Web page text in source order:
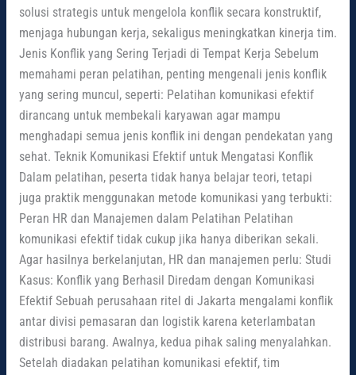
solusi strategis untuk mengelola konflik secara konstruktif,
menjaga hubungan kerja, sekaligus meningkatkan kinerja tim.
Jenis Konflik yang Sering Terjadi di Tempat Kerja Sebelum
memahami peran pelatihan, penting mengenali jenis konflik
yang sering muncul, seperti: Pelatihan komunikasi efektif
dirancang untuk membekali karyawan agar mampu
menghadapi semua jenis konflik ini dengan pendekatan yang
sehat. Teknik Komunikasi Efektif untuk Mengatasi Konflik
Dalam pelatihan, peserta tidak hanya belajar teori, tetapi
juga praktik menggunakan metode komunikasi yang terbukti:
Peran HR dan Manajemen dalam Pelatihan Pelatihan
komunikasi efektif tidak cukup jika hanya diberikan sekali.
Agar hasilnya berkelanjutan, HR dan manajemen perlu: Studi
Kasus: Konflik yang Berhasil Diredam dengan Komunikasi
Efektif Sebuah perusahaan ritel di Jakarta mengalami konflik
antar divisi pemasaran dan logistik karena keterlambatan
distribusi barang. Awalnya, kedua pihak saling menyalahkan.
Setelah diadakan pelatihan komunikasi efektif, tim